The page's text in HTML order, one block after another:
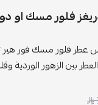
فلور مسك او دو
فلور مسك فور هير
بين الزهور الوردية